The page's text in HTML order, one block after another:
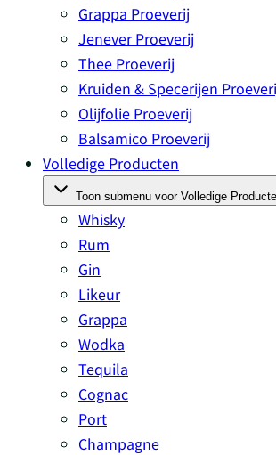
Grappa Proeverij
Jenever Proeverij
Thee Proeverij
Kruiden & Specerijen
Olijfolie Proeverij
Balsamico Proeverij
Volledige Producten
Toon submenu voor Volledige
Whisky
Rum
Gin
Likeur
Grappa
Wodka
Tequila
Cognac
Port
Champagne